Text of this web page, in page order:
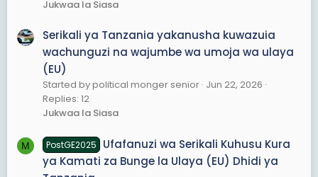
Jukwaa la Siasa
Serikali ya Tanzania yakanusha kuwazuia
wachunguzi na wajumbe wa umoja wa ulaya
(EU)
Started by political monger senior Jun 22, 2026
Replies: 12
Jukwaa la Siasa
M PostGE2025
Ufafanuzi wa Serikali Kuhusu Kura
ya Kamati za Bunge la Ulaya (EU) Dhidi ya